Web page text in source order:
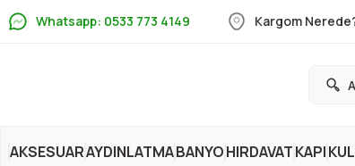
Whatsapp: 0533 773 4149 Kargom
AKSESUARAYDINLATMABANYOHIRDAVATKAPI